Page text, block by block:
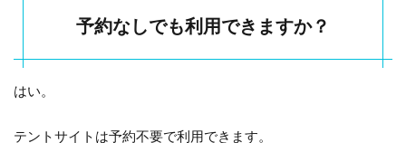
予約なしでも利用できますか？
はい。
テントサイトは予約不要で利用できます。